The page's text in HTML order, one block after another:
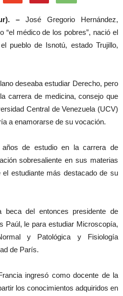
– José Gregorio Hernández,
“el médico de los pobres”, nació el
pueblo de Isnotú, estado Trujillo,
deseaba estudiar Derecho, pero
carrera de medicina, consejo que
Central de Venezuela (UCV)
a enamorarse de su vocación.
de estudio en la carrera de
sobresaliente en sus materias
estudiante más destacado de su
beca del entonces presidente de
Paúl, le para estudiar Microscopía,
y Patológica y Fisiología
de París.
ingresó como docente de la
los conocimientos adquiridos en